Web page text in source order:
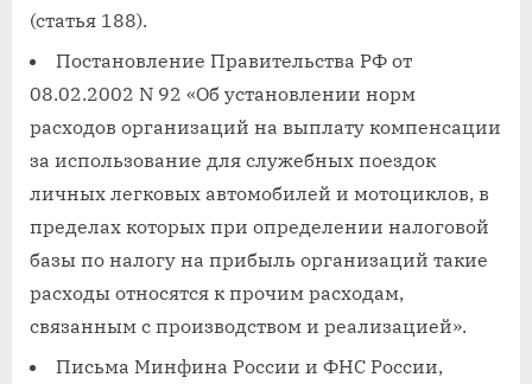
(статья 188).
Постановление Правительства РФ от
08.02.2002 N 92 «Об установлении норм
расходов организаций на выплату компенсации
за использование для служебных поездок
личных легковых автомобилей и мотоциклов, в
пределах которых при определении налоговой
базы по налогу на прибыль организаций такие
расходы относятся к прочим расходам,
связанным с производством и реализацией».
Письма Минфина России и ФНС России,